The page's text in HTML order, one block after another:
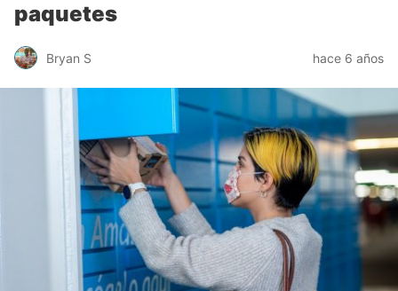
paquetes
Bryan S hace 6 años